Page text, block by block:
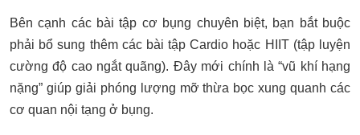
Bên cạnh các bài tập cơ bụng chuyên biệt, bạn bắt buộc
phải bổ sung thêm các bài tập Cardio hoặc HIIT (tập luyện
cường độ cao ngắt quãng). Đây mới chính là “vũ khí hạng
nặng” giúp giải phóng lượng mỡ thừa bọc xung quanh các
cơ quan nội tạng ở bụng.